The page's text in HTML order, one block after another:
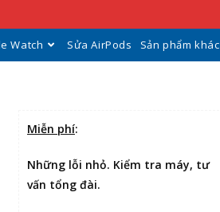
Watch Sửa AirPods Sản phẩm khác
Miễn phí:
Những lỗi nhỏ. Kiểm tra máy, tư
vấn tổng đài.